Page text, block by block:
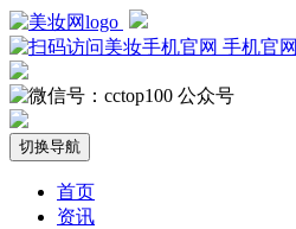
手机官网
公众号
切换导航
首页
资讯